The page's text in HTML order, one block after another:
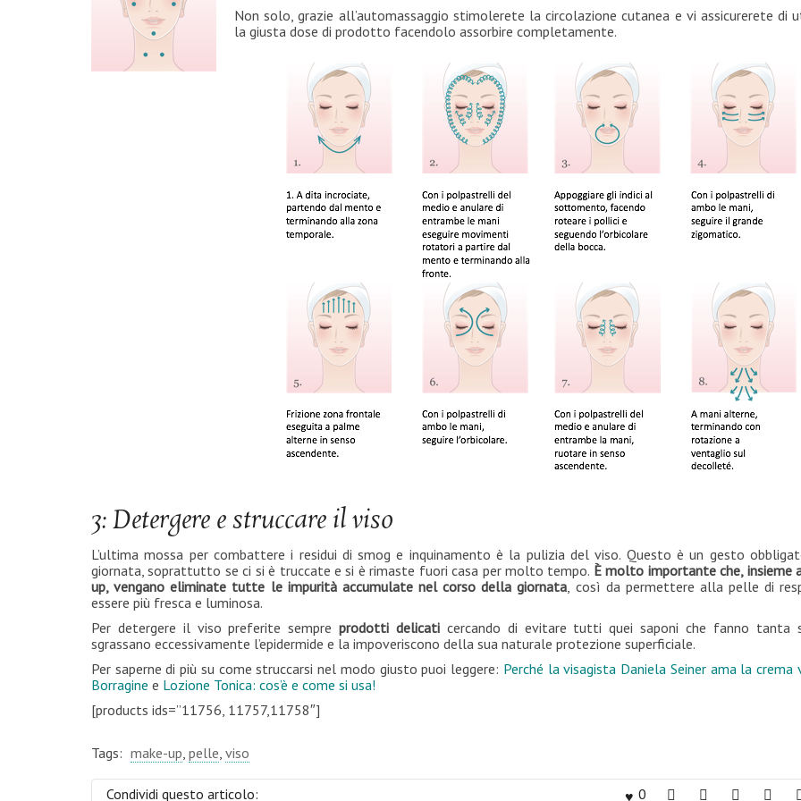
Non solo, grazie all’automassaggio stimolerete la circolazione cutanea e vi assicurerete di
la giusta dose di prodotto facendolo assorbire completamente.
3: Detergere e struccare il viso
L’ultima mossa per combattere i residui di smog e inquinamento è la pulizia del viso. Questo è un gesto
giornata, soprattutto se ci si è truccate e si è rimaste fuori casa per molto tempo. È molto importante che, insieme
up, vengano eliminate tutte le impurità accumulate nel corso della giornata, così da permettere alla pelle di
essere più fresca e luminosa.
Per detergere il viso preferite sempreprodotti delicaticercando di evitare tutti quei saponi che fanno tanta
sgrassano eccessivamente l’epidermide e la impoveriscono della sua naturale protezione superficiale.
Per saperne di più su come struccarsi nel modo giusto puoi leggere: Perché la visagista Daniela Seiner ama la crema
Borragine e Lozione Tonica: cos’è e come si usa!
[products ids=”11756, 11757,11758″]
Tags: make-up, pelle, viso
Condividi questo articolo: 0